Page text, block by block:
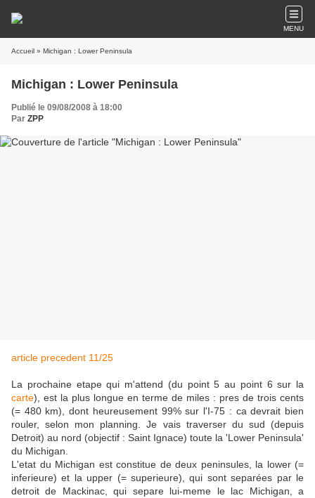
MENU
Accueil » Michigan : Lower Peninsula
Michigan : Lower Peninsula
Publié le 09/08/2008 à 18:00
Par ZPP
article precedent 11/25
La prochaine etape qui m'attend (du point 5 au point 6 sur la
carte), est la plus longue en terme de miles : pres de trois cents
(= 480 km), dont heureusement 99% sur l'I-75 : ca devrait bien
rouler, selon mon planning. Je vais traverser du sud (depuis
Detroit) au nord (objectif : Saint Ignace) toute la 'Lower Peninsula'
du Michigan.
L'etat du Michigan est constitue de deux peninsules, la lower (=
inferieure) et la upper (= superieure), qui sont separées par le
detroit de Mackinac, qui separe lui-meme le lac Michigan, a